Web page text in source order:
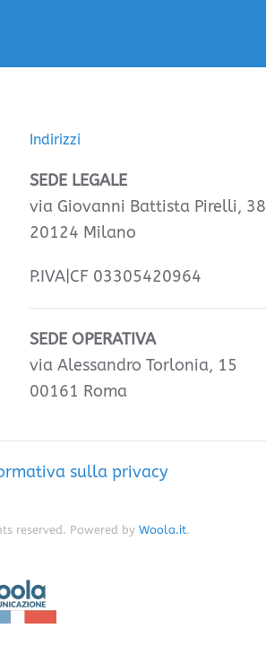
Indirizzi
SEDE LEGALE
via Giovanni Battista Pirelli, 38
20124 Milano
P.IVA|CF 03305420964
SEDE OPERATIVA
via Alessandro Torlonia, 15
00161 Roma
sulla privacy
reserved. Powered by Woola.it.